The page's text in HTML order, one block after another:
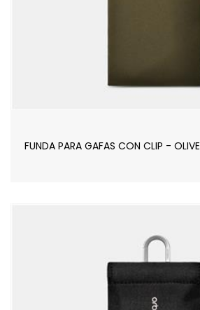
FUNDA PARA GAFAS CON CLIP - OLIVE